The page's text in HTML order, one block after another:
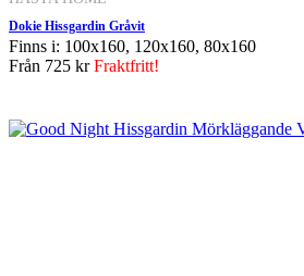
Dokie Hissgardin Gråvit
Finns i: 100x160, 120x160, 80x160
Från 725 krFraktfritt!